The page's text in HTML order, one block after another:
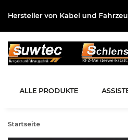
Hersteller von Kabel und
ALLE PRODUKTE
Startseite